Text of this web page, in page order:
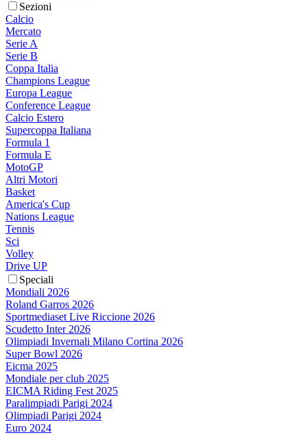
Sezioni
Calcio
Mercato
Serie A
Serie B
Coppa Italia
Champions League
Europa League
Conference League
Calcio Estero
Supercoppa Italiana
Formula 1
Formula E
MotoGP
Altri Motori
Basket
America's Cup
Nations League
Tennis
Sci
Volley
Drive UP
Speciali
Mondiali 2026
Roland Garros 2026
Sportmediaset Live Riccione 2026
Scudetto Inter 2026
Olimpiadi Invernali Milano Cortina 2026
Super Bowl 2026
Eicma 2025
Mondiale per club 2025
EICMA Riding Fest 2025
Paralimpiadi Parigi 2024
Olimpiadi Parigi 2024
Euro 2024